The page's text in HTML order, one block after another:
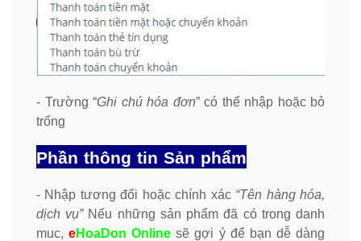
- Trường “Ghi chú hóa đơn” có thể nhập hoặc bỏ
trống
Phần thông tin Sản phẩm
- Nhập tương đối hoặc chính xác “Tên hàng hóa,
dịch vụ”Nếu những sản phẩm đã có trong danh
muc,eHoaDon Online sẽ gợi ý để bạn dễ dàng